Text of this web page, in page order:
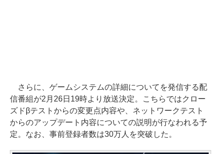
さらに、ゲームシステムの詳細についてを発信する配
信番組が2月26日19時より放送決定。こちらではクロー
ズドβテストからの変更点内容や、ネットワークテスト
からのアップデート内容についての説明が行なわれる予
定。なお、事前登録者数は30万人を突破した。